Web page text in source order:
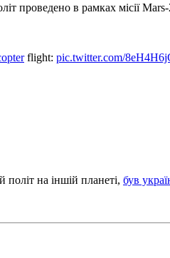
проведено в рамках місії
flight: pic.twitter.com/
на іншій планеті, був